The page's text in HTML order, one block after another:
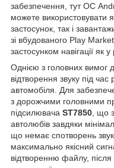
забезпечення, тут ОС
можете використовувати
застосунок, так і
зі вбудованого Play
застосунком навігації як у
Однією з головних вимог
відтворення звуку під
автомобіля. Для
з дорожчими головними
підсилювача ST7850 , що
автолюбів завдяки
що немає спотворень
максимально якісний
відтворенню файлу,